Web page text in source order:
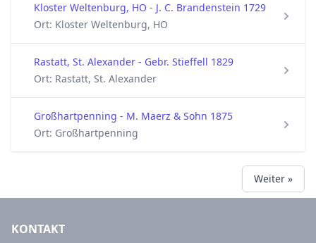
Kloster Weltenburg, HO - J. C. Brandenstein 1729
Ort: Kloster Weltenburg, HO
Rastatt, St. Alexander - Gebr. Stieffell 1829
Ort: Rastatt, St. Alexander
Großhartpenning - M. Maerz & Sohn 1875
Ort: Großhartpenning
Weiter »
KONTAKT